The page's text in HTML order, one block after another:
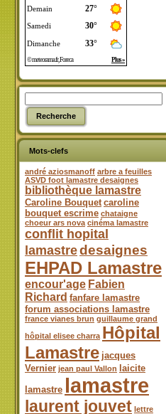
Mots-clefs
andré aziosmanoff arbre a feuilles
ASVD foot lamastre desaignes
bibliothèque lamastre
Caroline Bouquet caroline
bouquet escrime chataigne
choeur ars nova cinéma lamastre
conflit hopital
lamastredesaignes
EHPAD Lamastre
encour'age Fabien
Richard fanfare lamastre
forum associations lamastre
france vianes brun guillaume grand
hôpital elisee charra Hôpital
Lamastre jacques
Vernier jean paul Vallon
laicite
lamastre lamastre
laurent jouvet lettre